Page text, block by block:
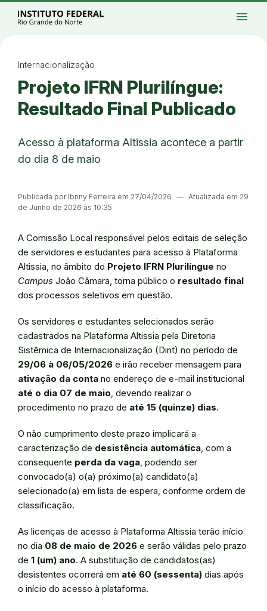
Ir para a página inicial
Ir para a busca
Alto contraste
Login da Área Administrativa
Acessibilidade
menu
Internacionalização
Projeto IFRN Plurilíngue:
Resultado Final Publicado
Acesso à plataforma Altissia acontece a partir
do dia 8 de maio
Publicada por Ibnny Ferreira em 27/04/2026 ― Atualizada em 29
de Junho de 2026 às 10:35
A Comissão Local responsável pelos editais de seleção
de servidores e estudantes para acesso à Plataforma
Altissia, no âmbito do Projeto IFRN Plurilíngue no
Campus João Câmara, torna público o resultado final
dos processos seletivos em questão.
Os servidores e estudantes selecionados serão
cadastrados na Plataforma Altissia pela Diretoria
Sistêmica de Internacionalização (Dint) no período de
29/06 à 06/05/2026 e irão receber mensagem para
ativação da conta no endereço de e-mail institucional
até o dia 07 de maio, devendo realizar o
procedimento no prazo de até 15 (quinze) dias.
O não cumprimento deste prazo implicará a
caracterização de desistência automática, com a
consequente perda da vaga, podendo ser
convocado(a) o(a) próximo(a) candidato(a)
selecionado(a) em lista de espera, conforme ordem de
classificação.
As licenças de acesso à Plataforma Altissia terão início
no dia 08 de maio de 2026 e serão válidas pelo prazo
de 1 (um) ano. A substituição de candidatos(as)
desistentes ocorrerá em até 60 (sessenta) dias após
o início do acesso à plataforma.